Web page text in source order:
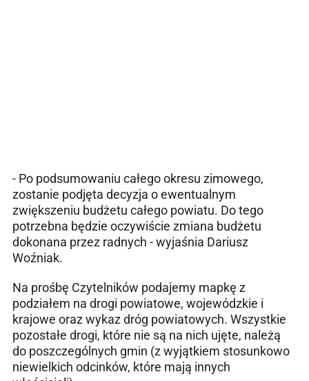
- Po podsumowaniu całego okresu zimowego,
zostanie podjęta decyzja o ewentualnym
zwiększeniu budżetu całego powiatu. Do tego
potrzebna będzie oczywiście zmiana budżetu
dokonana przez radnych - wyjaśnia Dariusz
Woźniak.
Na prośbę Czytelników podajemy mapkę z
podziałem na drogi powiatowe, wojewódzkie i
krajowe oraz wykaz dróg powiatowych. Wszystkie
pozostałe drogi, które nie są na nich ujęte, należą
do poszczególnych gmin (z wyjątkiem stosunkowo
niewielkich odcinków, które mają innych